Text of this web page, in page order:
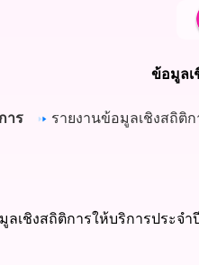
ข้อมูลเ
าร รายงานข้อมูลเชิงสถิติก
ลเชิงสถิติการให้บริการประจำ